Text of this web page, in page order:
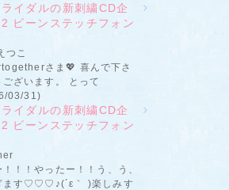
イダルの新刺繍CD企
ビーンステッチフォン
つこ
さま💖 喜んで下さ
ございます。 とって
03/31)
イダルの新刺繍CD企
ビーンステッチフォン
！！やったー！！う、う、
ます♡♡♡♪(´ε｀ )楽しみす